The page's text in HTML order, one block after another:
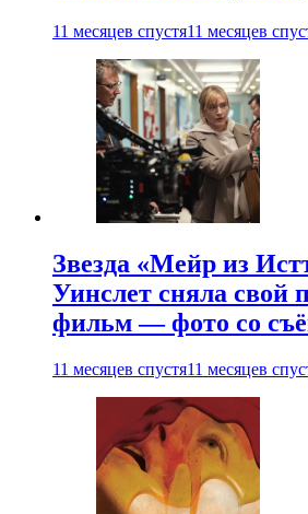
11 месяцев спустя11 месяцев
Звезда «Мейр из
Уинслет сняла свой
фильм — фото со
11 месяцев спустя11 месяцев